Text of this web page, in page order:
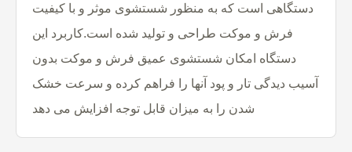
دستگاهی است که به منظور شستشوی موثر و با کیفیت
فرش و موکت طراحی و تولید شده است.کاربرد این
دستگاه امکان شستشوی عمیق فرش و موکت بدون
آسیب دیدگی تار و پود آنها را فراهم کرده و سرعت خشک
شدن را به میزان قابل توجه افزایش می دهد